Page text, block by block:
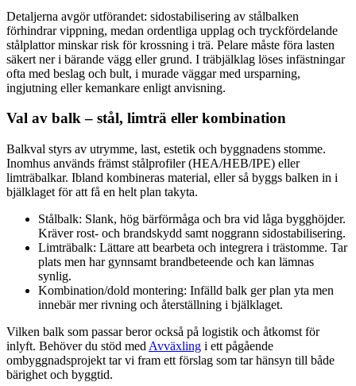
Detaljerna avgör utförandet: sidostabilisering av stålbalken
förhindrar vippning, medan ordentliga upplag och tryckfördelande
stålplattor minskar risk för krossning i trä. Pelare måste föra lasten
säkert ner i bärande vägg eller grund. I träbjälklag löses infästningar
ofta med beslag och bult, i murade väggar med ursparning,
ingjutning eller kemankare enligt anvisning.
Val av balk – stål, limträ eller kombination
Balkval styrs av utrymme, last, estetik och byggnadens stomme.
Inomhus används främst stålprofiler (HEA/HEB/IPE) eller
limträbalkar. Ibland kombineras material, eller så byggs balken in i
bjälklaget för att få en helt plan takyta.
Stålbalk: Slank, hög bärförmåga och bra vid låga bygghöjder.
Kräver rost- och brandskydd samt noggrann sidostabilisering.
Limträbalk: Lättare att bearbeta och integrera i trästomme. Tar
plats men har gynnsamt brandbeteende och kan lämnas
synlig.
Kombination/dold montering: Infälld balk ger plan yta men
innebär mer rivning och återställning i bjälklaget.
Vilken balk som passar beror också på logistik och åtkomst för
inlyft. Behöver du stöd med Avväxling i ett pågående
ombyggnadsprojekt tar vi fram ett förslag som tar hänsyn till både
bärighet och byggtid.